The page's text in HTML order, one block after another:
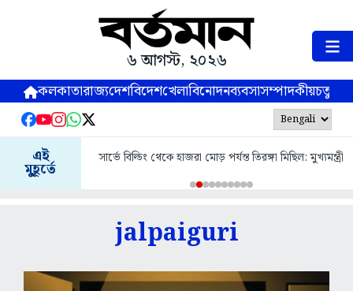
৬ আগস্ট, ২০২৬
কলকাতারাজ্যদেশবিদেশখেলাবিনোদনব্যবসাসম্পাদকীয়
এই
মুহূর্তে
সার্ভে বিল্ডিং থেকে হাজরা মোড় পর্যন্ত তিরঙ্গা মিছিল: মুখ্যমন্ত্রী
jalpaiguri